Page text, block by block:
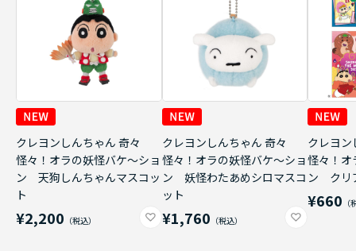
クレヨンしんちゃん 奇々
怪々！オラの妖怪バケ～ショ
ン 天狗しんちゃんマスコッ
ト
¥2,200
クレヨンしんちゃん 奇々
怪々！オラの妖怪バケ～ショ
ン 妖怪わたあめシロマスコ
ット
¥1,760
クレヨン
怪々！オ
ン クリ
¥660